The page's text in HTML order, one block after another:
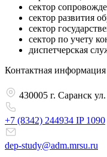
сектор
сектор развития
сектор
сектор по учету
диспетчерская
Контактная информация
430005 г. Саранск
+7 (8342) 244934 IP 1090
dep-study@adm.mrsu.ru